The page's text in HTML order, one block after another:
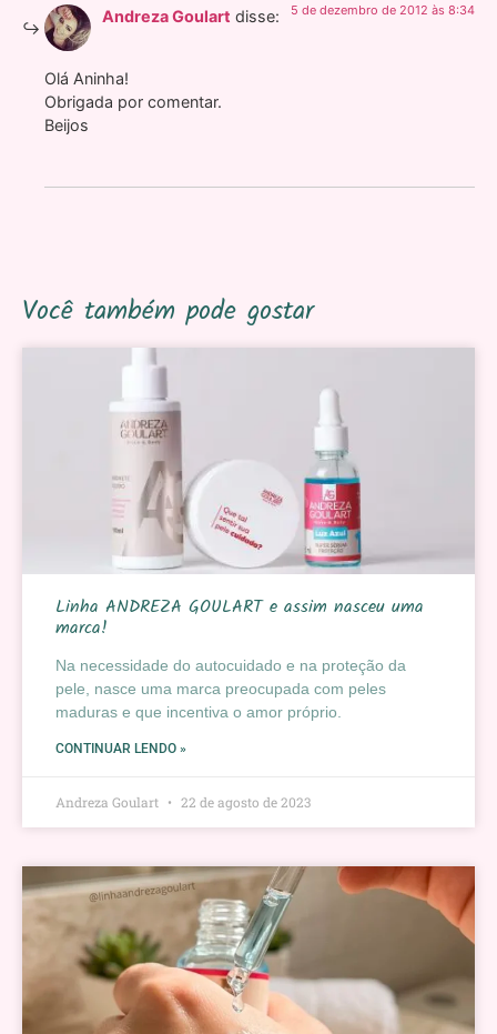
Andreza Goulart disse: 5 de dezembro de 2012 às 8:34
Olá Aninha!
Obrigada por comentar.
Beijos
Você também pode gostar
Linha ANDREZA GOULART e assim nasceu uma
marca!
Na necessidade do autocuidado e na proteção da
pele, nasce uma marca preocupada com peles
maduras e que incentiva o amor próprio.
CONTINUAR LENDO »
Andreza Goulart 22 de agosto de 2023